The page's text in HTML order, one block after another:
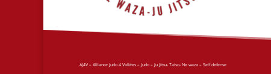
AJ4V – Alliance Judo 4 Vallées – Judo – Ju Jitsu- Taiso- Ne waza – Self defense